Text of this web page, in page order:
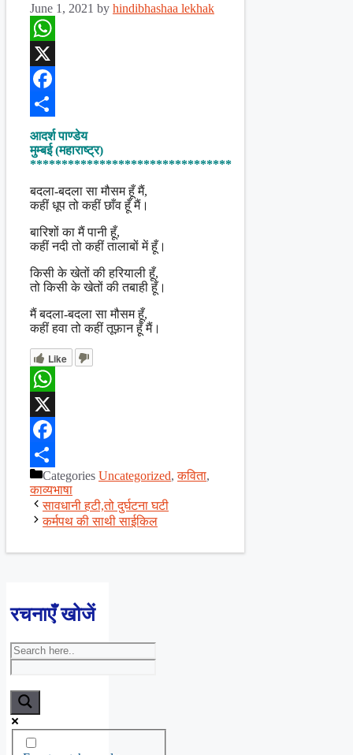
June 1, 2021 by hindibhashaa lekhak
WhatsApp
X
Facebook
Share
आदर्श पाण्डेय
मुम्बई (महाराष्ट्र)
********************************
बदला-बदला सा मौसम हूँ मैं,
कहीं धूप तो कहीं छाँव हूँ मैं।
बारिशों का मैं पानी हूँ,
कहीं नदी तो कहीं तालाबों में हूँ।
किसी के खेतों की हरियाली हूँ,
तो किसी के खेतों की तबाही हूँ।
मैं बदला-बदला सा मौसम हूँ,
कहीं हवा तो कहीं तूफ़ान हूँ मैं।
Like
WhatsApp
X
Facebook
ShareCategories Uncategorized,कविता,
काव्यभाषा
सावधानी हटी,तो दुर्घटना घटी
कर्मपथ की साथी साईकिल
रचनाएँ खोजें